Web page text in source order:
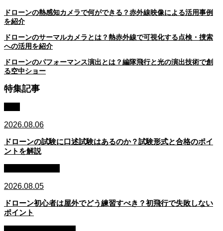
ドローンの熱感知カメラで何ができる？赤外線映像による活用事例
を紹介
ドローンのサーマルカメラとは？熱赤外線で可視化する点検・捜索
への活用を紹介
ドローンのパフォーマンス演出とは？編隊飛行と光の演出技術で創
る空中ショー
特集記事
2026.08.06
ドローンの試験に口述試験はあるのか？試験形式と合格のポイ
ントを解説
2026.08.05
ドローン初心者は屋外でどう練習すべき？初飛行で失敗しない
ポイント